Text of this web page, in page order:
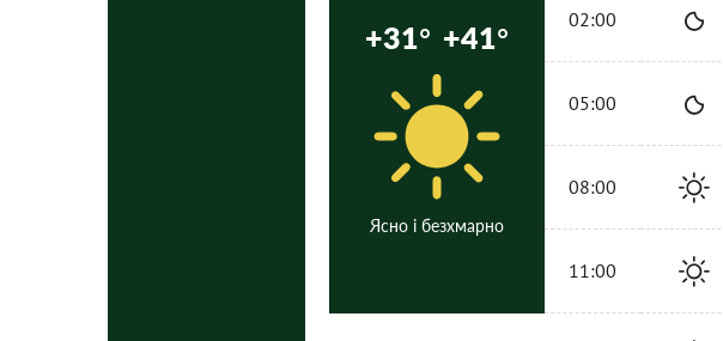
+31° +41°
Ясно і безхмарно
02:00
05:00
08:00
11:00